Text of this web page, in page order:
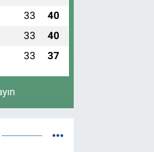
33 40
33 40
33 37